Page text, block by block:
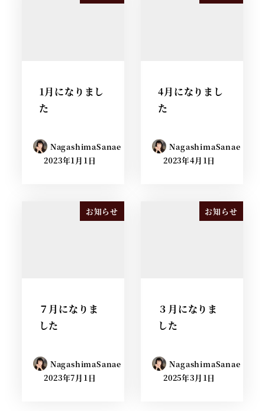
1月になりまし
た
NagashimaSanae
2023年1月1日
4月になりまし
た
NagashimaSanae
2023年4月1日
お知らせ
７月になりま
した
NagashimaSanae
2023年7月1日
お知らせ
３月になりま
した
NagashimaSanae
2025年3月1日